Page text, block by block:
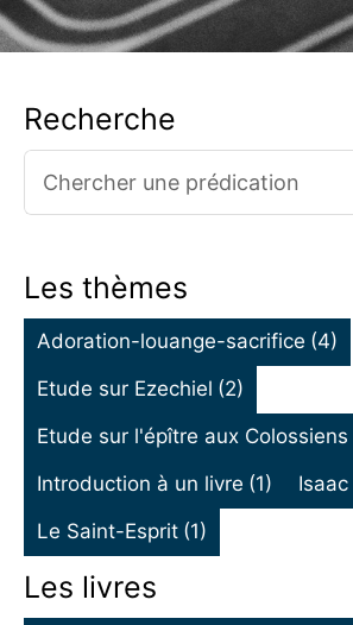
Recherche
Search
for:
Les thèmes
Adoration-louange-sacrifice (4)
Etude sur Ezechiel (2)
Etude sur l'épître aux Colossiens
Introduction à un livre (1) Isaac
Le Saint-Esprit (1)
Les livres